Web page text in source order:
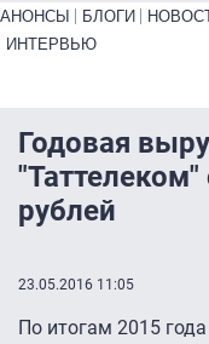
Primary links bottom
АНОНСЫ БЛОГИ
ИНТЕРВЬЮ
Годовая
рублей
23.05.2016 11:05
По итогам 2015